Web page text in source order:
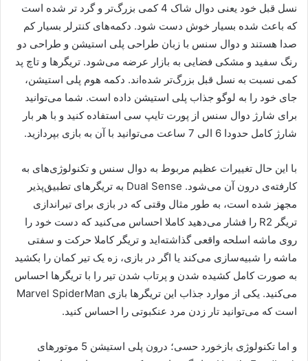
نسل قبل خود یعنی دوال شاک 4 کمی بزرگ‌تر و گرد تر شده است
که باعث شده بسیار خوش دست شود. دکمه‌های کنترلر بسیار کم
صدا هستند و دوال سنس با زبان طراحی پلی استیشن و طراحی دو
رنگ سفید و مشکی فضایی به بازار عرضه می‌شود. تریگر‌ها و تاچ پد
کمی نسبت به نسل قبل بزرگ‌تر شده‌اند. دکمه هوم پلی استیشن،
جای خود را به لوگو جذاب پلی استیشن داده است. شما می‌توانید
برای شارژ دوال سنس از پورت تایپ سی استفاده کنید و با هر بار
شارژ کامل حدودا 6 الی 7 ساعت می‌توانید با آن به بازی بپردازید.
با این حال تغییرات عظیم مربوط به دوال سنس و تکنولوژی‌های به
کارفته‌ی درون آن می‌شود. Dual Sense به تریگر‌های تطبیق‌پذیر
مجهز شده است، به طور مثال وقتی که در بازی برای تیراندازی
تریگر R2 را فشار می‌دهید کاملا احساس می‌کنید که دست خود را
روی ماشه اسلحه واقعی گذاشته‌اید و تریگر کاملا حرکت و سفتی
ماشه را شبیه‌سازی می‌کند یا اگر در بازی، زه یک تیر کمان را بکشید
به صورت کامل کشیده شدن و پرتاب شدن تیر را با تریگر‌ها احساس
می‌کنید. یکی از موارد جذاب این تریگر‌ها بازی Marvel SpiderMan
است که می‌توانید تار زدن مرد عنکبوتی را احساس کنید.
و اما تکنولوژی بازخورد حسی؛ درون پلی استیشن 5 موتور‌های